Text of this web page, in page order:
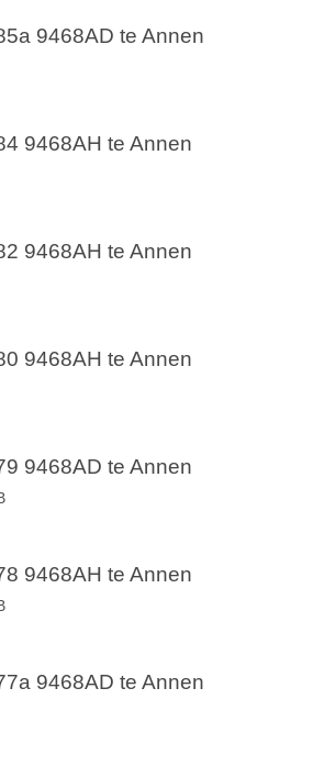
9468AD te Annen
9468AH te Annen
9468AH te Annen
9468AH te Annen
9468AD te Annen
9468AH te Annen
9468AD te Annen